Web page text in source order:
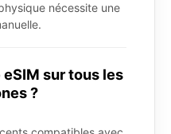
nécessite une
sur tous les
?